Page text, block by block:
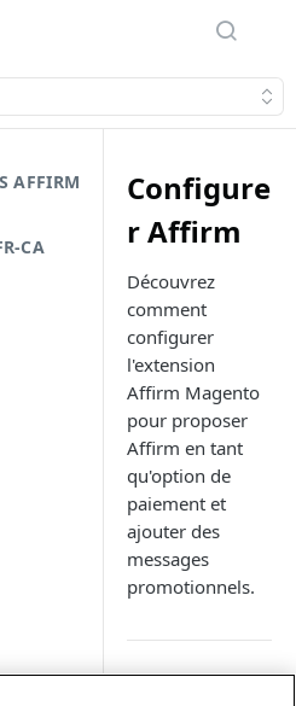
AFFIRM
CA
Configure
r Affirm
Découvrez
comment
configurer
l'extension
Affirm Magento
pour proposer
Affirm en tant
qu'option de
paiement et
ajouter des
messages
promotionnels.